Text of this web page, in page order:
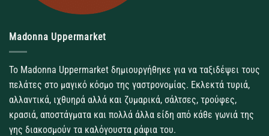
Madonna Uppermarket
Το Madonna Uppermarket δημιουργήθηκε για να ταξιδέψει τους
πελάτες στο μαγικό κόσμο της γαστρονομίας. Εκλεκτά τυριά,
αλλαντικά, ιχθυηρά αλλά και ζυμαρικά, σάλτσες, τρούφες,
κρασιά, αποστάγματα και πολλά άλλα είδη από κάθε γωνιά της
γης διακοσμούν τα καλόγουστα ράφια του.